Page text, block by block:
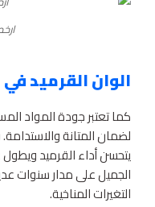
الوان القرميد
كما تعتبر جودة المواد
لضمان المتانة
يتحسن أداء القرميد
الجميل على مدار سنوات
التغيرات المناخية.